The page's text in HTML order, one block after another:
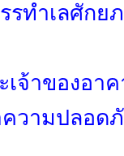
รทำเลศักย
จ้าของอา
วามปลอด